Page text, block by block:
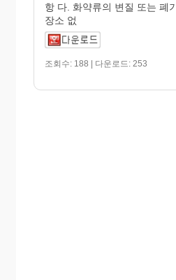
항 다. 화약류의 변질 또는 폐
장소 없
조회수: 188 | 다운로드: 253